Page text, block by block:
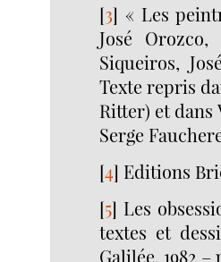
[3] « Les
José
Siqueiros,
Texte repris
Ritter) et
Serge
[4] Editions
[5] Les
textes et
Galilée, 1982 –